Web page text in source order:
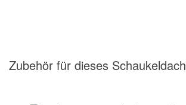
Zubehör für dieses Schaukeldach